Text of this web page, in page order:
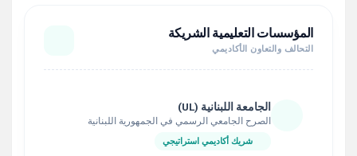
المؤسسات التعليمية الشريكة
التحالف والتعاون الأكاديمي
الجامعة اللبنانية (UL)
الصرح الجامعي الرسمي في الجمهورية اللبنانية
شريك أكاديمي استراتيجي